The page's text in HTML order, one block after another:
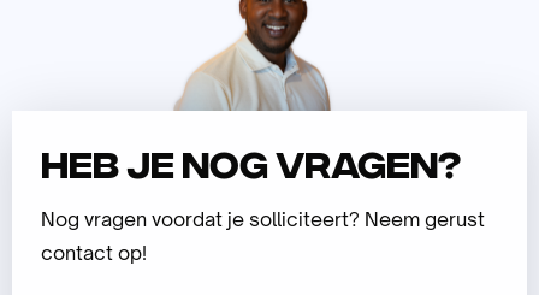
Heb je nog vragen?
Nog vragen voordat je solliciteert? Neem gerust
contact op!